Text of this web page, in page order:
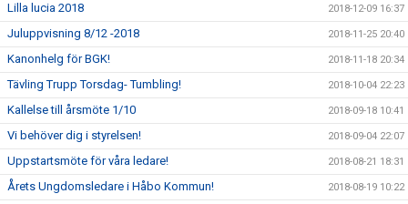
Lilla lucia 2018 2018-12-09 16:37
Juluppvisning 8/12 -2018 2018-11-25 20:40
Kanonhelg för BGK! 2018-11-18 20:34
Tävling Trupp Torsdag- Tumbling! 2018-10-04 22:23
Kallelse till årsmöte 1/10 2018-09-18 10:41
Vi behöver dig i styrelsen! 2018-09-04 22:07
Uppstartsmöte för våra ledare! 2018-08-21 18:31
Årets Ungdomsledare i Håbo Kommun! 2018-08-19 10:22